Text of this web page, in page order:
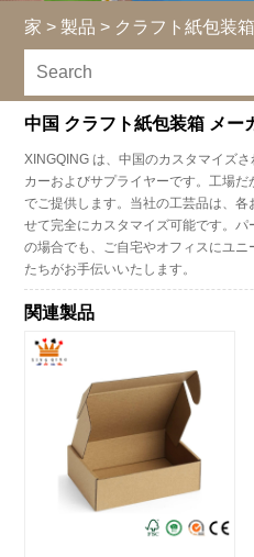
家 > 製品 > クラフト紙包装箱
中国 クラフト紙包装箱 メー
XINGQING は、中国のカスタマイズ
カーおよびサプライヤーです。工場
でご提供します。当社の工芸品は、
せて完全にカスタマイズ可能です。
の場合でも、ご自宅やオフィスにユ
たちがお手伝いいたします。
関連製品